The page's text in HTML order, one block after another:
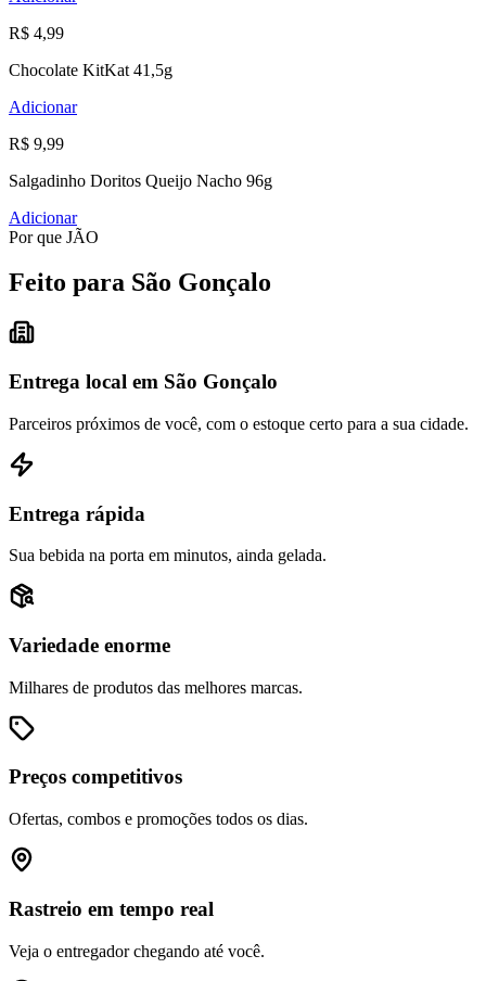
R$ 4,99
Chocolate KitKat 41,5g
Adicionar
R$ 9,99
Salgadinho Doritos Queijo Nacho 96g
Adicionar
Por que JÃO
Feito para São Gonçalo
Entrega local em São Gonçalo
Parceiros próximos de você, com o estoque certo para a sua cidade.
Entrega rápida
Sua bebida na porta em minutos, ainda gelada.
Variedade enorme
Milhares de produtos das melhores marcas.
Preços competitivos
Ofertas, combos e promoções todos os dias.
Rastreio em tempo real
Veja o entregador chegando até você.